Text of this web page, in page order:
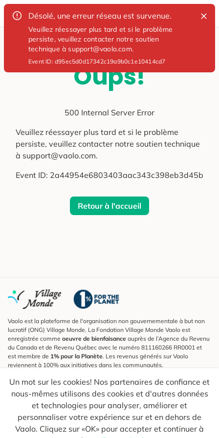
Désolé, une erreur réseau est survenue.
Veuillez réessayer plus tard et si le problème
persiste, veuillez contacter notre soutien
technique à support@vaolo.com.
Event ID:d95ec5d0d17342c19a9b0c1e10414cd7
Oups!
500 Internal Server Error
Veuillez réessayer plus tard et si le problème
persiste, veuillez contacter notre soutien technique
à support@vaolo.com.
Event ID: 2a44954e6803403aac343c398eb3d45b
Retour à l'accueil
Un mot sur les cookies! Nos partenaires de confiance et
nous-mêmes utilisons des cookies et d'autres données
et technologies pour analyser, améliorer et
personnaliser votre expérience sur et en dehors de
Vaolo. Cliquez sur «OK» pour accepter et continuer à
Vaolo est la plateforme de l'organisation non gouvernementale à but non
lucratif (ONG) Village Monde. La Fondation Village Monde Vaolo est
enregistrée comme oeuvre de bienfaisance auprès de l’Agence du Revenu
du Canada et de Revenu Québec avec le numéro 811160266 RR0001 et
est membre de 1% pour la Planète. Les revenus générés sur Vaolo
reviennent à 100% aux initiatives dans les communautés.
S'inscrire à l'infolettre
Pour connaître les nouveautés, suivre nos explorateurs et recevoir des
astuces pour des voyages plus conscients.
Ton courriel Envoyer